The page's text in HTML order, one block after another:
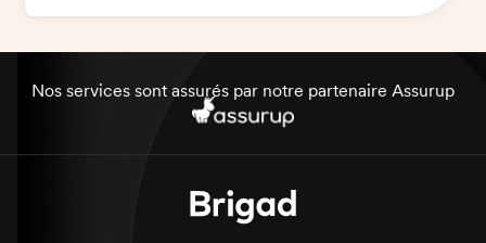
Requis : expérience en cuisine, autonomie et
Nos services sont assurés par notre partenaire Assurup